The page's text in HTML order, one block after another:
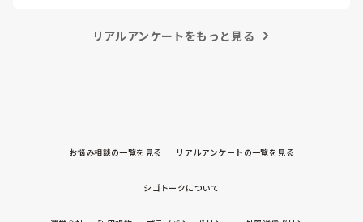
リアルアンケートをもっと見る
お悩み相談の一覧を見る リアルアンケートの一覧を見る
シゴトークについて